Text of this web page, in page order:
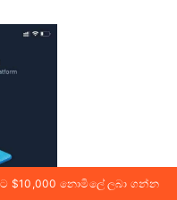
$10,000 නොමිලේ ලබා ගන්න